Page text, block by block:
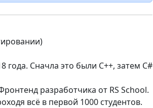
Сначла это были C++, затем C#
разработчика от RS School.
всё в первой 1000 студентов.